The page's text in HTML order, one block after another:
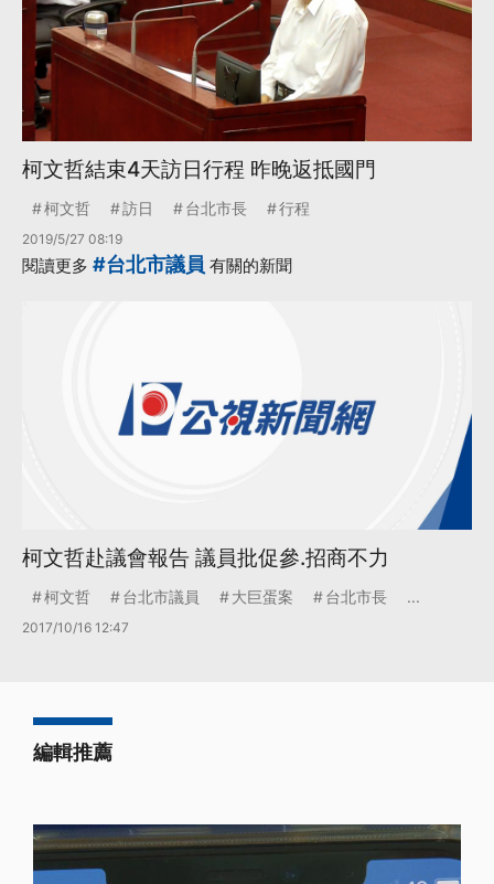
柯文哲結束4天訪日行程 昨晚返抵國門
柯文哲 訪日 台北市長 行程
2019/5/27 08:19
閱讀更多 #台北市議員 有關的新聞
柯文哲赴議會報告 議員批促參.招商不力
柯文哲 台北市議員 大巨蛋案 台北市長 ...
2017/10/16 12:47
編輯推薦